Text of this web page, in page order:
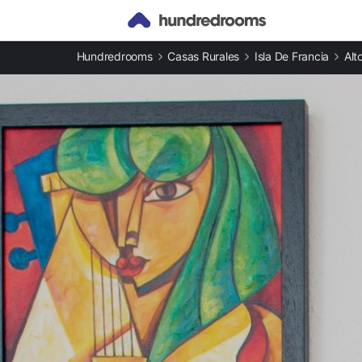
Casas rurales en Nanterre
Apartamentos en Nanterre
Hundredrooms Casas Rurales Isla De Francia